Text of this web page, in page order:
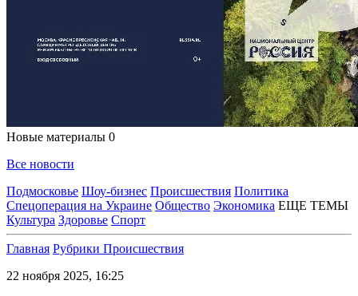
Новые материалы 0
Все новости
Подмосковье Шоу-бизнес Происшествия Политика
Спецоперация на Украине Общество Экономика ЕЩЕ ТЕМЫ
Культура Здоровье Спорт
Главная Рубрики Происшествия
22 ноября 2025, 16:25